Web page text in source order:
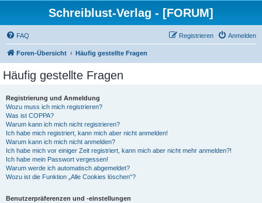
Schreiblust-Verlag - [FORUM]
FAQ Anmelden
Registrieren
Foren-Übersicht Häufig gestellte Fragen
Häufig gestellte Fragen
Registrierung und Anmeldung
Wozu muss ich mich registrieren?
Was ist COPPA?
Warum kann ich mich nicht registrieren?
Ich habe mich registriert, kann mich aber nicht anmelden!
Warum kann ich mich nicht anmelden?
Ich habe mich vor einiger Zeit registriert, kann mich aber nicht mehr anmelden?!
Ich habe mein Passwort vergessen!
Warum werde ich automatisch abgemeldet?
Wozu ist die Funktion „Alle Cookies löschen“?
Benutzerpräferenzen und -einstellungen